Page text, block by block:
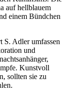
auf hellblauem
einem Bündchen
Adler umfassen
und
Kunstvoll
sollten sie zu